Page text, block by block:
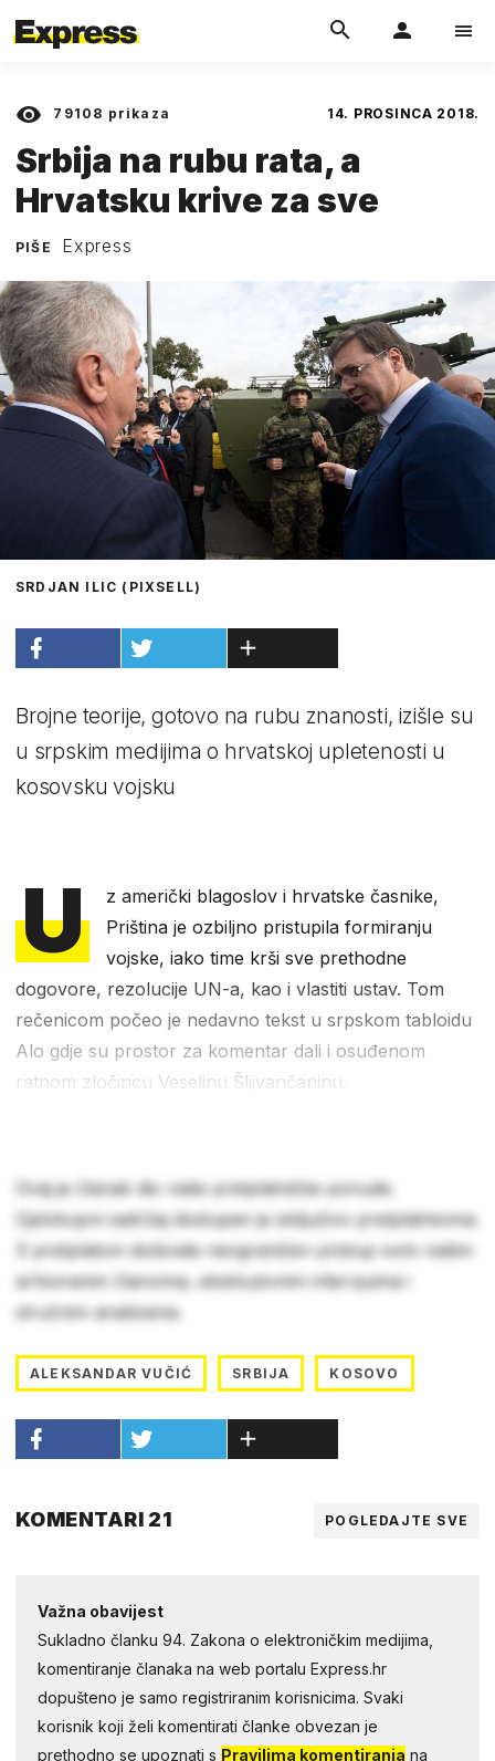
79108 prikaza 14. PROSINCA 2018.
Srbija na rubu rata, a
Hrvatsku krive za sve
PIŠE Express
SRDJAN ILIC (PIXSELL)
Brojne teorije, gotovo na rubu znanosti, izišle su
u srpskim medijima o hrvatskoj upletenosti u
kosovsku vojsku
U
z američki blagoslov i hrvatske časnike,
Priština je ozbiljno pristupila formiranju
vojske, iako time krši sve prethodne
dogovore, rezolucije UN-a, kao i vlastiti ustav. Tom
rečenicom počeo je nedavno tekst u srpskom tabloidu
Alo gdje su prostor za komentar dali i osuđenom
ratnom zločincu Veselinu Šljivančaninu.
Ovaj je članak dio naše pretplatničke ponude.
Cjelokupni sadržaj dostupan je isključivo pretplatnicima.
S pretplatom dobivate neograničen pristup svim našim
arhiviranim člancima, ekskluzivnim intervjuima i
stručnim analizama.
ALEKSANDAR VUČIĆ SRBIJA KOSOVO
KOMENTARI 21 POGLEDAJTE SVE
Važna obavijest
Sukladno članku 94. Zakona o elektroničkim medijima,
komentiranje članaka na web portalu Express.hr
dopušteno je samo registriranim korisnicima. Svaki
korisnik koji želi komentirati članke obvezan je
prethodno se upoznati s Pravilima komentiranja na